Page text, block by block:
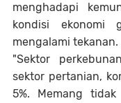
menghadapi
kondisi ekonomi
mengalami tekanan.
"Sektor
sektor pertanian,
5%. Memang